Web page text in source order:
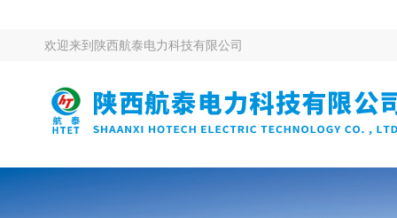
欢迎来到 陕西航泰电力科技有限公司